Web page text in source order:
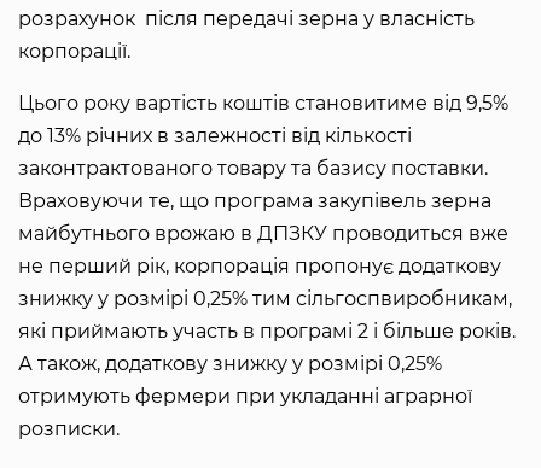
розрахунок після передачі зерна у власність
корпорації.
Цього року вартість коштів становитиме від 9,5%
до 13% річних в залежності від кількості
законтрактованого товару та базису поставки.
Враховуючи те, що програма закупівель зерна
майбутнього врожаю в ДПЗКУ проводиться вже
не перший рік, корпорація пропонує додаткову
знижку у розмірі 0,25% тим сільгоспвиробникам,
які приймають участь в програмі 2 і більше років.
А також, додаткову знижку у розмірі 0,25%
отримують фермери при укладанні аграрної
розписки.